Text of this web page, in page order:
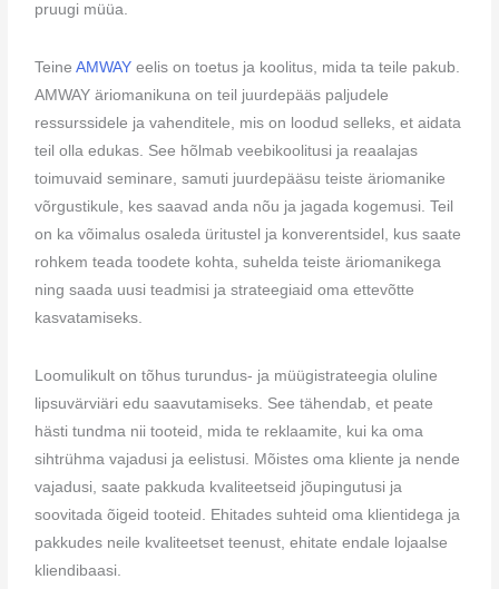
pruugi müüa.
TeineAMWAY eelis on toetus ja koolitus, mida ta teile pakub.
AMWAY äriomanikuna on teil juurdepääs paljudele
ressurssidele ja vahenditele, mis on loodud selleks, et aidata
teil olla edukas. See hõlmab veebikoolitusi ja reaalajas
toimuvaid seminare, samuti juurdepääsu teiste äriomanike
võrgustikule, kes saavad anda nõu ja jagada kogemusi. Teil
on ka võimalus osaleda üritustel ja konverentsidel, kus saate
rohkem teada toodete kohta, suhelda teiste äriomanikega
ning saada uusi teadmisi ja strateegiaid oma ettevõtte
kasvatamiseks.
Loomulikult on tõhus turundus- ja müügistrateegia oluline
lipsuvärviäri edu saavutamiseks. See tähendab, et peate
hästi tundma nii tooteid, mida te reklaamite, kui ka oma
sihtrühma vajadusi ja eelistusi. Mõistes oma kliente ja nende
vajadusi, saate pakkuda kvaliteetseid jõupingutusi ja
soovitada õigeid tooteid. Ehitades suhteid oma klientidega ja
pakkudes neile kvaliteetset teenust, ehitate endale lojaalse
kliendibaasi.